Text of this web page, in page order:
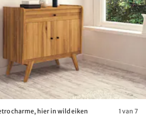
charme, hier in wild eiken 1 van 7